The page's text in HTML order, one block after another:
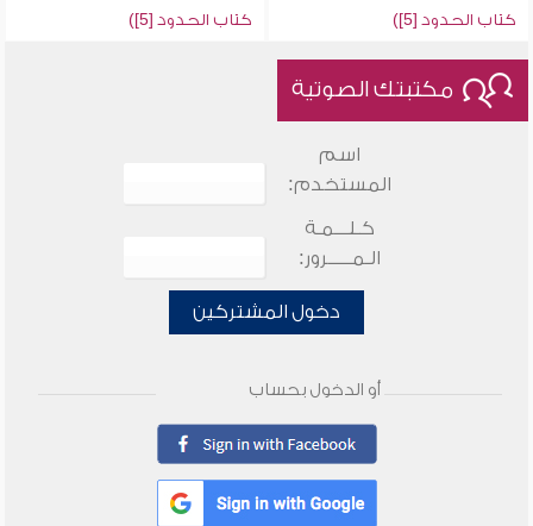
كتاب الحدود [5])
كتاب الحدود [5])
مكتبتك الصوتية
اسم
المستخدم:
كـلـــمـة
الـمـــــرور:
دخول المشتركين
أو الدخول بحساب